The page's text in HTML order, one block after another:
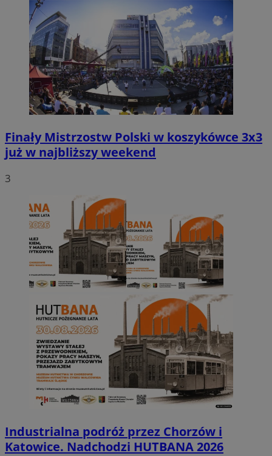
Finały Mistrzostw Polski w koszykówce 3x3
już w najbliższy weekend
3
Industrialna podróż przez Chorzów i
Katowice. Nadchodzi HUTBANA 2026